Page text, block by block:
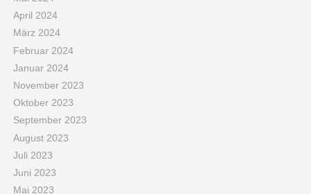
April 2024
März 2024
Februar 2024
Januar 2024
November 2023
Oktober 2023
September 2023
August 2023
Juli 2023
Juni 2023
Mai 2023